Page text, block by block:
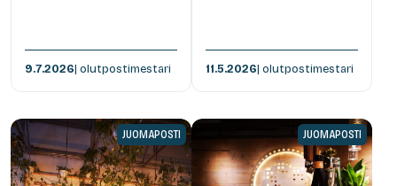
9.7.2026| olutpostimestari 11.5.2026| olutpostimestari
JUOMAPOSTI JUOMAPOSTI